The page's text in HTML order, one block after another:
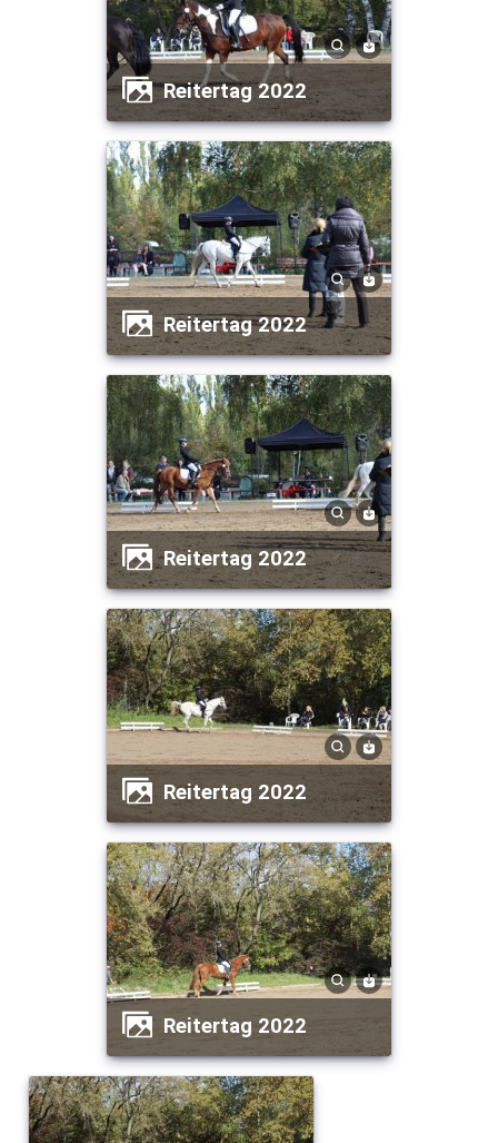
Reitertag 2022
Reitertag 2022
Reitertag 2022
Reitertag 2022
Reitertag 2022